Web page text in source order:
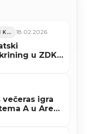
ZENIČKO-DOBOJSKI KANTON 18.02.2026
u ZDK
igra
A u Areni